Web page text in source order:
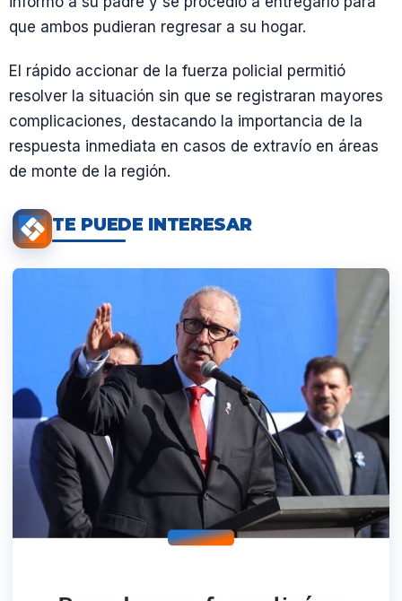
que ambos pudieran regresar a su hogar.
El rápido accionar de la fuerza policial permitió
resolver la situación sin que se registraran mayores
complicaciones, destacando la importancia de la
respuesta inmediata en casos de extravío en áreas
de monte de la región.
TE PUEDE INTERESAR